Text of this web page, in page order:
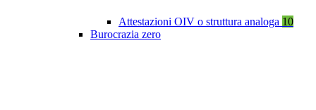
Attestazioni OIV o struttura analoga 10
Burocrazia zero